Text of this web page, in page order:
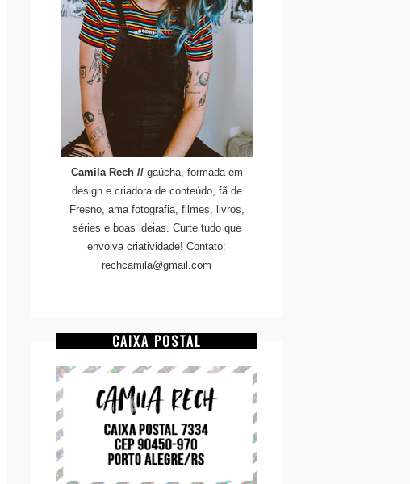
Camila Rech // gaúcha, formada em
design e criadora de conteúdo, fã de
Fresno, ama fotografia, filmes, livros,
séries e boas ideias. Curte tudo que
envolva criatividade! Contato:
rechcamila@gmail.com
CAIXA POSTAL